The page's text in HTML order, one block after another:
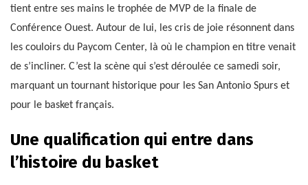
tient entre ses mains le trophée de MVP de la finale de
Conférence Ouest. Autour de lui, les cris de joie résonnent dans
les couloirs du Paycom Center, là où le champion en titre venait
de s’incliner. C’est la scène qui s’est déroulée ce samedi soir,
marquant un tournant historique pour les San Antonio Spurs et
pour le basket français.
Une qualification qui entre dans
l’histoire du basket